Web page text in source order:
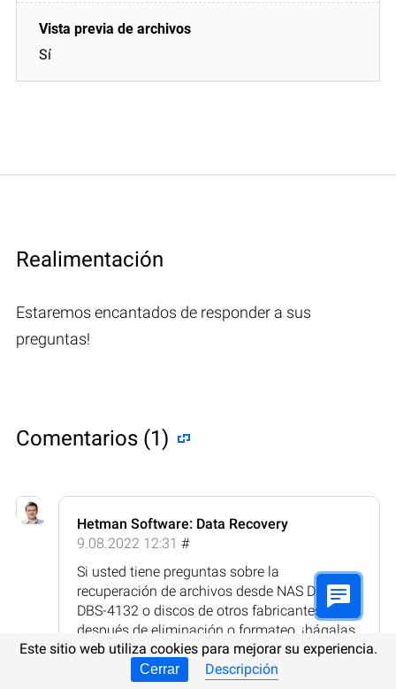
Sí
Realimentación
Estaremos encantados de responder a sus
preguntas!
Comentarios (1)
Hetman Software: Data Recovery
9.08.2022 12:31 #
Si usted tiene preguntas sobre la
recuperación de archivos desde NAS Digiever
DBS-4132 o discos de otros fabricantes,
después de eliminación o formateo, ¡hágalas
en los comentarios!
Respuesta
Este sitio web utiliza cookies para mejorar su experiencia.
Cerrar Descripción